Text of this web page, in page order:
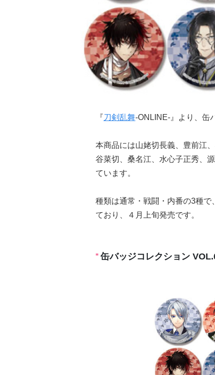
『刀剣乱舞-ONLINE-』より、缶
本商品には山姥切長義、豊前江
谷菜切、桑名江、水心子正秀、
ています。
種類は通常・戦闘・内番の3種で
ており、４月上旬発売です。
缶バッジコレクション